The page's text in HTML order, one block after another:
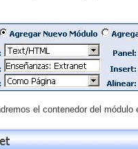
el contenedor del